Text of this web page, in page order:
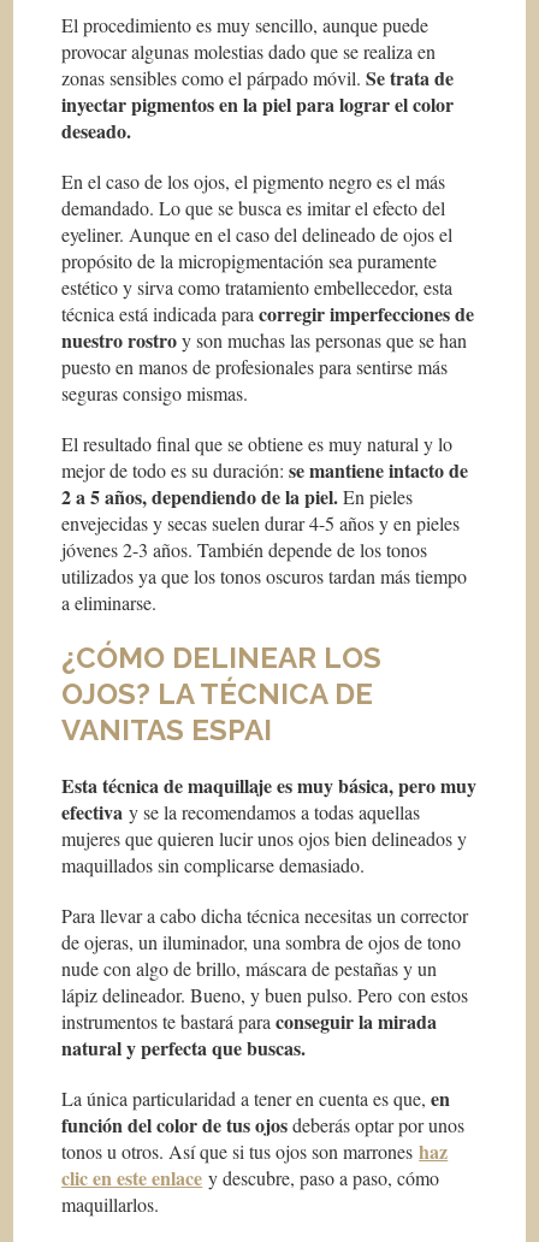
El procedimiento es muy sencillo, aunque puede
provocar algunas molestias dado que se realiza en
zonas sensibles como el párpado móvil.Se trata de
inyectar pigmentos en la piel para lograr el color
deseado.
En el caso de los ojos, el pigmento negro es el más
demandado. Lo que se busca es imitar el efecto del
eyeliner. Aunque en el caso del delineado de ojos el
propósito de la micropigmentación sea puramente
estético y sirva como tratamiento embellecedor, esta
técnica está indicada para corregir imperfecciones de
nuestro rostroy son muchas las personas que se han
puesto en manos de profesionales para sentirse más
seguras consigo mismas.
El resultado final que se obtiene es muy natural y lo
mejor de todo es su duración:se mantiene intacto de
2 a 5 años, dependiendo de la piel.En pieles
envejecidas y secas suelen durar 4-5 años y en pieles
jóvenes 2-3 años. También depende de los tonos
utilizados ya que los tonos oscuros tardan más tiempo
a eliminarse.
¿CÓMO DELINEAR LOS
OJOS? LA TÉCNICA DE
VANITAS ESPAI
Esta técnica de maquillaje es muy básica, pero muy
efectiva y se la recomendamos a todas aquellas
mujeres que quieren lucir unos ojos bien delineados y
maquillados sin complicarse demasiado.
Para llevar a cabo dicha técnica necesitas un corrector
de ojeras, un iluminador, una sombra de ojos de tono
nude con algo de brillo, máscara de pestañas y un
lápiz delineador. Bueno, y buen pulso. Pero con estos
instrumentos te bastará paraconseguir la mirada
natural y perfecta que buscas.
La única particularidad a tener en cuenta es que, en
función del color de tus ojosdeberás optar por unos
tonos u otros. Así que si tus ojos son marroneshaz
clic en este enlace y descubre, paso a paso, cómo
maquillarlos.